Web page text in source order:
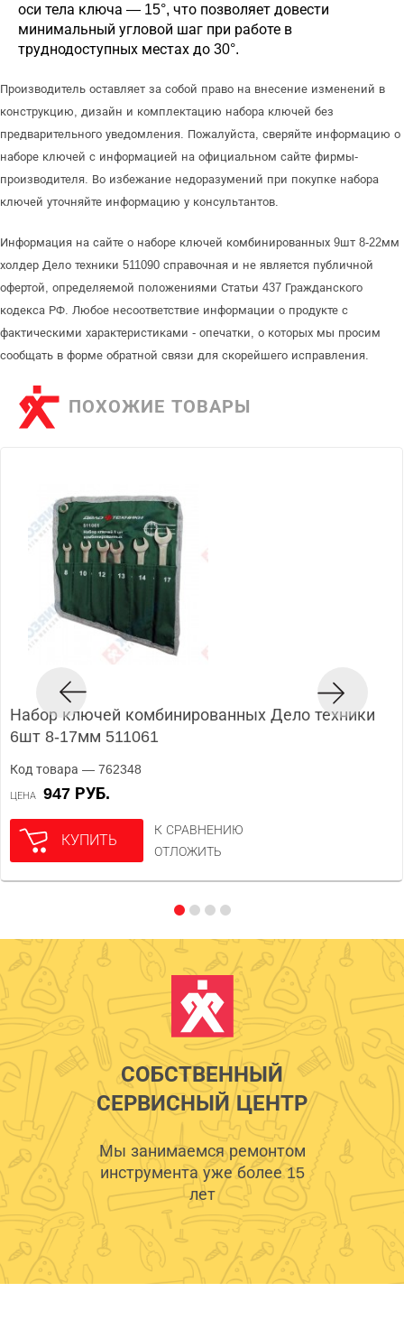
оси тела ключа — 15°, что позволяет довести
минимальный угловой шаг при работе в
труднодоступных местах до 30°.
Производитель оставляет за собой право на внесение изменений в
конструкцию, дизайн и комплектацию набора ключей без
предварительного уведомления. Пожалуйста, сверяйте информацию о
наборе ключей с информацией на официальном сайте фирмы-
производителя. Во избежание недоразумений при покупке набора
ключей уточняйте информацию у консультантов.
Информация на сайте о наборе ключей комбинированных 9шт 8-22мм
холдер Дело техники 511090 справочная и не является публичной
офертой, определяемой положениями Статьи 437 Гражданского
кодекса РФ. Любое несоответствие информации о продукте с
фактическими характеристиками - опечатки, о которых мы просим
сообщать в форме обратной связи для скорейшего исправления.
ПОХОЖИЕ ТОВАРЫ
Набор ключей комбинированных Дело техники
6шт 8-17мм 511061
Код товара — 762348
ЦЕНА 947 РУБ.
КУПИТЬ
К СРАВНЕНИЮ
ОТЛОЖИТЬ
СОБСТВЕННЫЙ
СЕРВИСНЫЙ ЦЕНТР
Мы занимаемся ремонтом
инструмента уже более 15
лет